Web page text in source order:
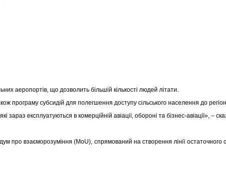
аеропортів, що дозволить більшій кількості людей літати.
програму субсидій для полегшення доступу сільського населення до
експлуатуються в комерційній авіації, обороні та бізнес-авіації», –
взаєморозуміння (MoU), спрямований на створення лінії остаточного